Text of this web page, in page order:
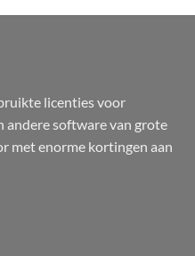
licenties voor
software van grote
met enorme kortingen aan